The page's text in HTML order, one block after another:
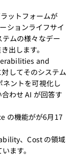
ットフォームが
ションライフサイ
ムの様々なデー
出します。
and
してそのシステム
ントを可視化し
わせ AI が回答す
の機能がが6月17
、Cost の領域
ます。